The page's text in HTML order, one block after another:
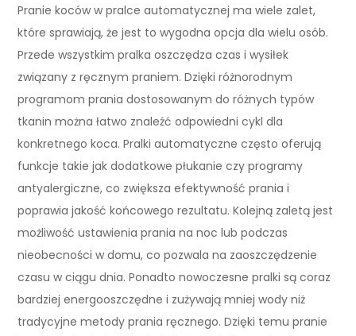
Pranie koców w pralce automatycznej ma wiele zalet,
które sprawiają, że jest to wygodna opcja dla wielu osób.
Przede wszystkim pralka oszczędza czas i wysiłek
związany z ręcznym praniem. Dzięki różnorodnym
programom prania dostosowanym do różnych typów
tkanin można łatwo znaleźć odpowiedni cykl dla
konkretnego koca. Pralki automatyczne często oferują
funkcje takie jak dodatkowe płukanie czy programy
antyalergiczne, co zwiększa efektywność prania i
poprawia jakość końcowego rezultatu. Kolejną zaletą jest
możliwość ustawienia prania na noc lub podczas
nieobecności w domu, co pozwala na zaoszczędzenie
czasu w ciągu dnia. Ponadto nowoczesne pralki są coraz
bardziej energooszczędne i zużywają mniej wody niż
tradycyjne metody prania ręcznego. Dzięki temu pranie